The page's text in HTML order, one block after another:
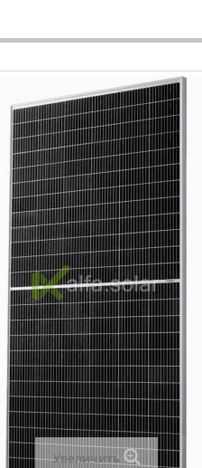
Увеличить